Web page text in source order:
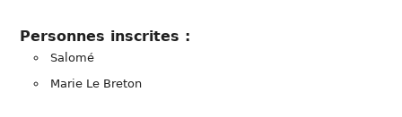
Personnes inscrites :
Salomé
Marie Le Breton